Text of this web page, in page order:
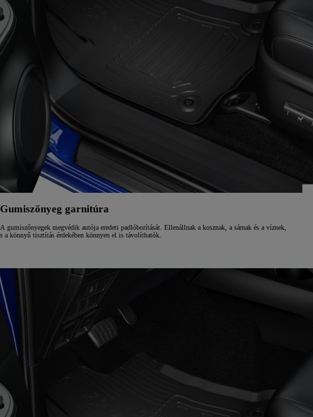
Gumiszőnyeg garnitúra
A gumiszőnyegek megvédik autója eredeti padlóborítását. Ellenállnak a kosznak, a sárnak és a víznek,
s a könnyű tisztítás érdekében könnyen el is távolíthatók.